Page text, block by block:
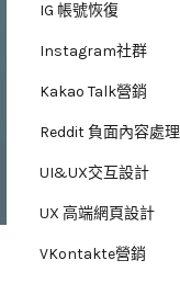
IG 帳號恢復
Instagram社群
Kakao Talk營銷
Reddit 負面內容處理
UI&UX交互設計
UX 高端網頁設計
VKontakte營銷